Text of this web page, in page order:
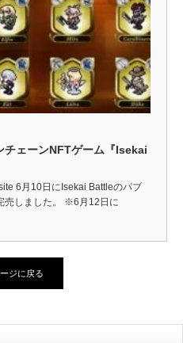
チェーンNFTゲーム『Isekai
6月10日にIsekai Battleのパブ
売しました。 ※6月12日に
ジに戻る